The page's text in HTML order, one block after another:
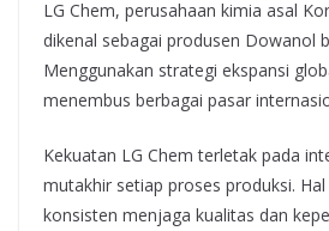
LG Chem, perusahaan kimia asal
dikenal sebagai produsen Dowanol
Menggunakan strategi ekspansi
menembus berbagai pasar
Kekuatan LG Chem terletak pada
mutakhir setiap proses produksi.
konsisten menjaga kualitas dan